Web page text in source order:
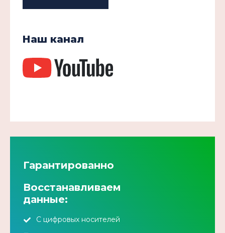
Наш канал
Гарантированно
Восстанавливаем
данные:
С цифровых носителей